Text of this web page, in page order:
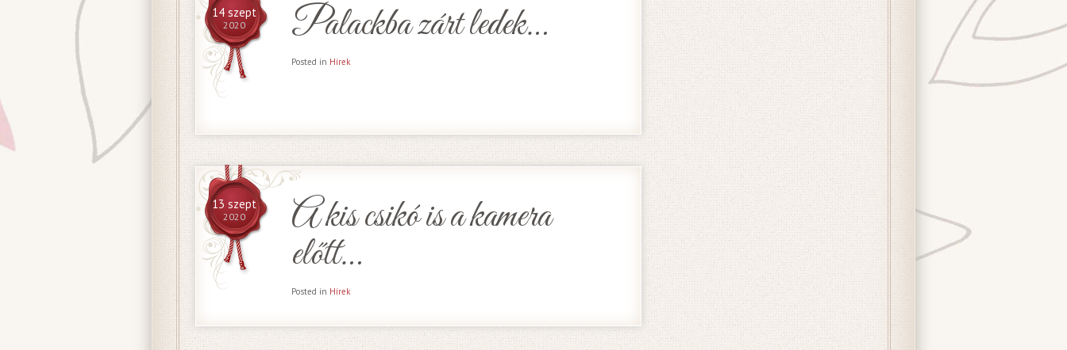
Palackba zárt ledek…
14 szept
2020
Posted in Hírek
A kis csikó is a kamera
előtt…
13 szept
2020
Posted in Hírek